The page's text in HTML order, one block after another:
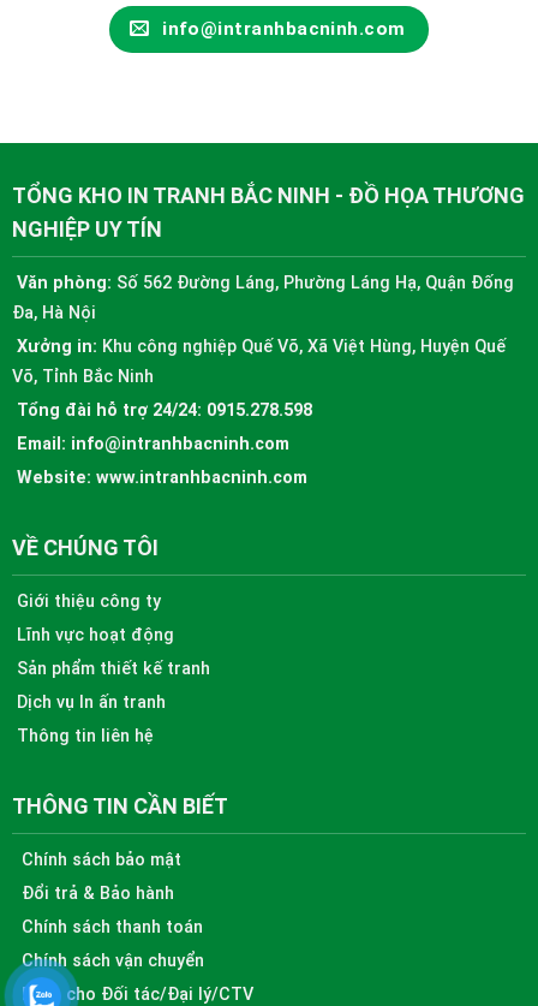
info@intranhbacninh.com
TỔNG KHO IN TRANH BẮC NINH - ĐỒ HỌA THƯƠNG
NGHIỆP UY TÍN
Văn phòng: Số 562 Đường Láng, Phường Láng Hạ, Quận Đống
Đa, Hà Nội
Xưởng in: Khu công nghiệp Quế Võ, Xã Việt Hùng, Huyện Quế
Võ, Tỉnh Bắc Ninh
Tổng đài hỗ trợ 24/24: 0915.278.598
Email: info@intranhbacninh.com
Website: www.intranhbacninh.com
VỀ CHÚNG TÔI
Giới thiệu công ty
Lĩnh vực hoạt động
Sản phẩm thiết kế tranh
Dịch vụ In ấn tranh
Thông tin liên hệ
THÔNG TIN CẦN BIẾT
Chính sách bảo mật
Đổi trả & Bảo hành
Chính sách thanh toán
Chính sách vận chuyển
Dành cho Đối tác/Đại lý/CTV